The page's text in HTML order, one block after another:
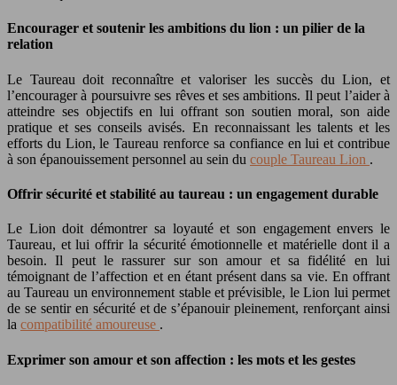
Encourager et soutenir les ambitions du lion : un pilier de la
relation
Le Taureau doit reconnaître et valoriser les succès du Lion, et
l’encourager à poursuivre ses rêves et ses ambitions. Il peut l’aider à
atteindre ses objectifs en lui offrant son soutien moral, son aide
pratique et ses conseils avisés. En reconnaissant les talents et les
efforts du Lion, le Taureau renforce sa confiance en lui et contribue
à son épanouissement personnel au sein du couple Taureau Lion .
Offrir sécurité et stabilité au taureau : un engagement durable
Le Lion doit démontrer sa loyauté et son engagement envers le
Taureau, et lui offrir la sécurité émotionnelle et matérielle dont il a
besoin. Il peut le rassurer sur son amour et sa fidélité en lui
témoignant de l’affection et en étant présent dans sa vie. En offrant
au Taureau un environnement stable et prévisible, le Lion lui permet
de se sentir en sécurité et de s’épanouir pleinement, renforçant ainsi
la compatibilité amoureuse .
Exprimer son amour et son affection : les mots et les gestes